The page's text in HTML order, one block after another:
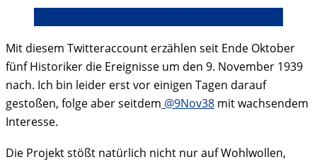
Mit diesem Twitteraccount erzählen seit Ende Oktober
fünf Historiker die Ereignisse um den 9. November 1939
nach. Ich bin leider erst vor einigen Tagen darauf
gestoßen, folge aber seitdem @9Nov38 mit wachsendem
Interesse.
Die Projekt stößt natürlich nicht nur auf Wohlwollen,